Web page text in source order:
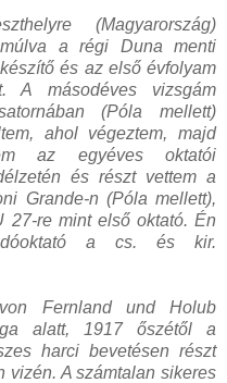
(Magyarország)
a régi Duna menti
és az első évfolyam
A másodéves vizsgám
(Póla mellett)
ahol végeztem, majd
az egyéves oktatói
és részt vettem a
Grande-n (Póla mellett),
27-re mint első oktató. Én
a cs. és kir.
Fernland und Holub
alatt, 1917 őszétől a
harci bevetésen részt
vizén. A számtalan sikeres